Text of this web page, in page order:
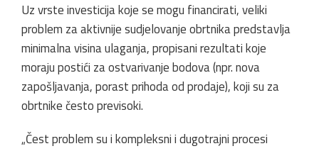
Uz vrste investicija koje se mogu financirati, veliki
problem za aktivnije sudjelovanje obrtnika predstavlja
minimalna visina ulaganja, propisani rezultati koje
moraju postići za ostvarivanje bodova (npr. nova
zapošljavanja, porast prihoda od prodaje), koji su za
obrtnike često previsoki.
„Čest problem su i kompleksni i dugotrajni procesi